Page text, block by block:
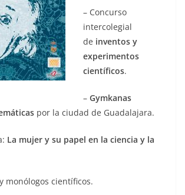
– Concurso
intercolegial
de inventos y
experimentos
científicos.
– Gymkanas
por la ciudad de Guadalajara.
La mujer y su papel en la ciencia y la
monólogos científicos.